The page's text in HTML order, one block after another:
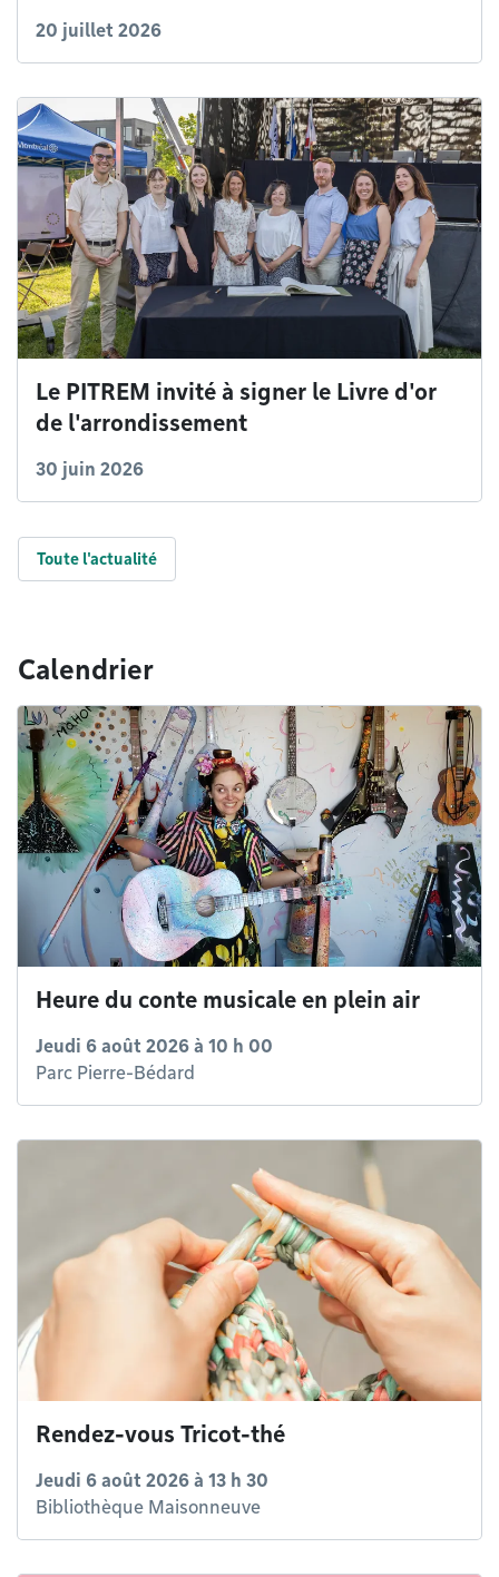
20 juillet 2026
Le PITREM invité à signer le Livre d'or
de l'arrondissement
30 juin 2026
Toute l'actualité
Calendrier
Heure du conte musicale en plein air
Jeudi 6 août 2026 à 10 h 00
Parc Pierre-Bédard
Rendez-vous Tricot-thé
Jeudi 6 août 2026 à 13 h 30
Bibliothèque Maisonneuve